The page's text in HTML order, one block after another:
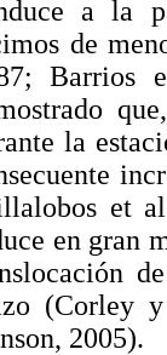
a la
de
Barrios
la
et
en gran
(Corley
2005).